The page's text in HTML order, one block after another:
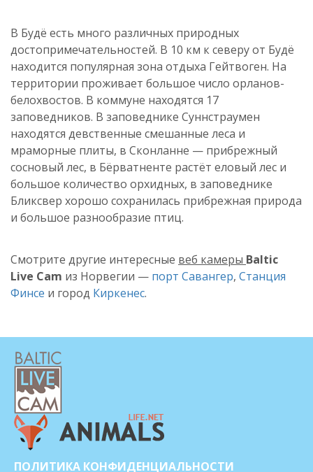
В Будё есть много различных природных
достопримечательностей. В 10 км к северу от Будё
находится популярная зона отдыха Гейтвоген. На
территории проживает большое число орланов-
белохвостов. В коммуне находятся 17
заповедников. В заповеднике Суннстраумен
находятся девственные смешанные леса и
мраморные плиты, в Сконланне — прибрежный
сосновый лес, в Бёрватненте растёт еловый лес и
большое количество орхидных, в заповеднике
Бликсвер хорошо сохранилась прибрежная природа
и большое разнообразие птиц.
Смотрите другие интересные веб камеры Baltic
Live Cam из Норвегии — порт Савангер, Станция
Финсе и город Киркенес.
ПОЛИТИКА КОНФИДЕНЦИАЛЬНОСТИ